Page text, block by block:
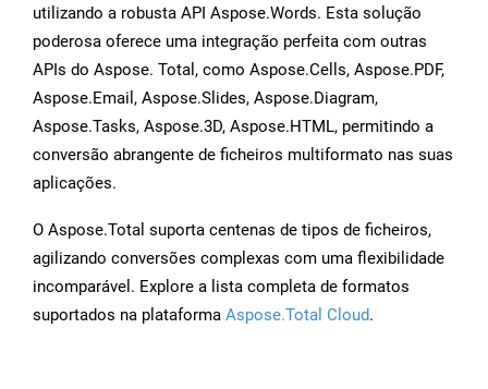
utilizando a robusta API Aspose.Words. Esta solução
poderosa oferece uma integração perfeita com outras
APIs do Aspose. Total, como Aspose.Cells, Aspose.PDF,
Aspose.Email, Aspose.Slides, Aspose.Diagram,
Aspose.Tasks, Aspose.3D, Aspose.HTML, permitindo a
conversão abrangente de ficheiros multiformato nas suas
aplicações.
O Aspose.Total suporta centenas de tipos de ficheiros,
agilizando conversões complexas com uma flexibilidade
incomparável. Explore a lista completa de formatos
suportados na plataforma Aspose.Total Cloud.